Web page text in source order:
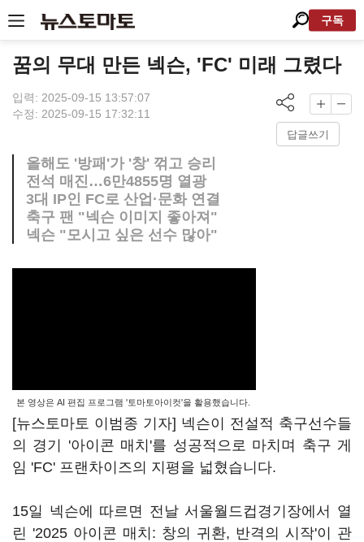
구독
꿈의 무대 만든 넥슨, 'FC' 미래 그렸다
입력: 2025-09-15 13:57:07
수정: 2025-09-15 17:32:11
답글쓰기
올해도 '방패'가 '창' 꺾고 승리
전석 매진…6만4855명 열광
3대 IP인 FC로 산업·문화 연결
축구 팬 "넥슨 이미지 좋아져"
넥슨 "모시고 싶은 선수 많아"
본 영상은 AI 편집 프로그램 '토마토아이컷'을 활용했습니다.
[뉴스토마토 이범종 기자] 넥슨이 전설적 축구선수들
의 경기 '아이콘 매치'를 성공적으로 마치며 축구 게
임 'FC' 프랜차이즈의 지평을 넓혔습니다.
15일 넥슨에 따르면 전날 서울월드컵경기장에서 열
린 '2025 아이콘 매치: 창의 귀환, 반격의 시작'이 관